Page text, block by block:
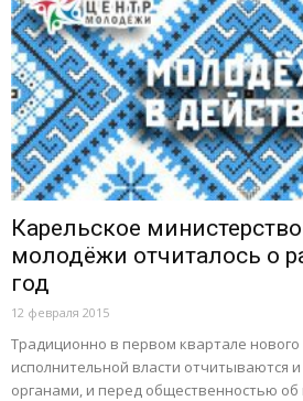
Карельское
молодёжи отчиталось о
год
12 февраля 2015
Традиционно в первом квартале нового
исполнительной власти отчитываются
органами, и перед общественностью об